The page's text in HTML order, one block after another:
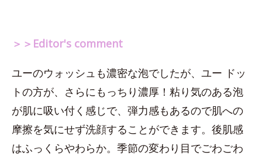
＞＞Editor's comment
ユーのウォッシュも濃密な泡でしたが、ユー ドッ
トの方が、さらにもっちり濃厚！粘り気のある泡
が肌に吸い付く感じで、弾力感もあるので肌への
摩擦を気にせず洗顔することができます。後肌感
はふっくらやわらか。季節の変わり目でごわごわ